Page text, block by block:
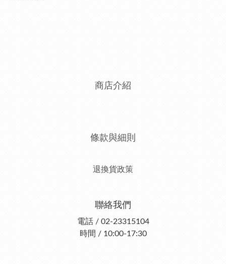
商店介紹
條款與細則
退換貨政策
聯絡我們
電話 / 02-23315104
時間 / 10:00-17:30